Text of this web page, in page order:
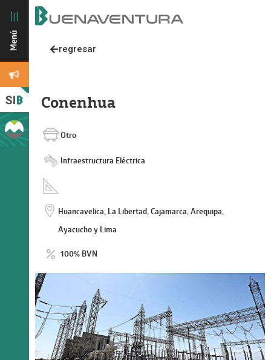
regresar
Conenhua
Otro
Infraestructura Eléctrica
Huancavelica, La Libertad, Cajamarca, Arequipa,
Ayacucho y Lima
100% BVN